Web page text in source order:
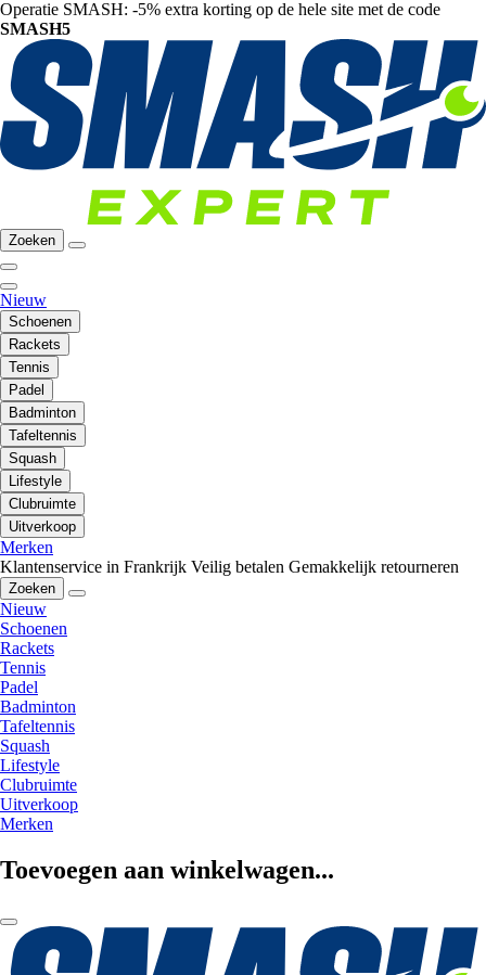
Operatie SMASH: -5% extra korting op de hele site met de code
SMASH5
Zoeken
Nieuw
Schoenen
Rackets
Tennis
Padel
Badminton
Tafeltennis
Squash
Lifestyle
Clubruimte
Uitverkoop
Merken
Klantenservice in Frankrijk Veilig betalen Gemakkelijk retourneren
Zoeken
Nieuw
Schoenen
Rackets
Tennis
Padel
Badminton
Tafeltennis
Squash
Lifestyle
Clubruimte
Uitverkoop
Merken
Toevoegen aan winkelwagen...